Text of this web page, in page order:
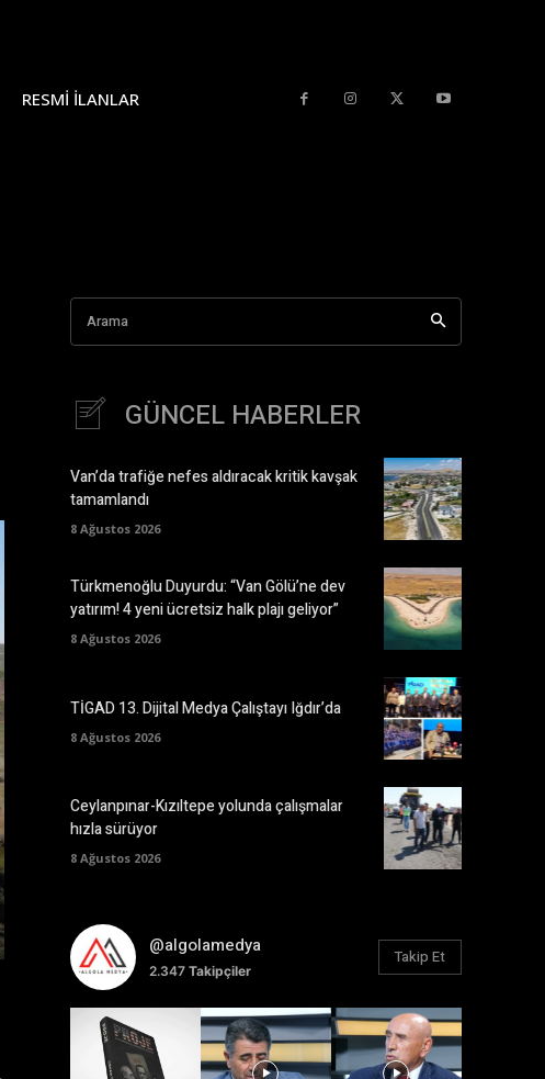
RESMI İLANLAR
Arama
GÜNCEL HABERLER
Van’da trafiğe nefes aldıracak kritik kavşak
tamamlandı
8 Ağustos 2026
Türkmenoğlu Duyurdu: “Van Gölü’ne dev
yatırım! 4 yeni ücretsiz halk plajı geliyor”
8 Ağustos 2026
TİGAD 13. Dijital Medya Çalıştayı Iğdır’da
8 Ağustos 2026
Ceylanpınar-Kızıltepe yolunda çalışmalar
hızla sürüyor
8 Ağustos 2026
@algolamedya
2.347Takipçiler
Takip Et